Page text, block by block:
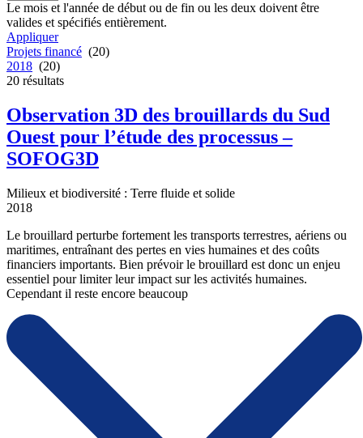
Le mois et l'année de début ou de fin ou les deux doivent être
valides et spécifiés entièrement.
Appliquer
Projets financé (20)
2018 (20)
20 résultats
Observation 3D des brouillards du Sud
Ouest pour l’étude des processus –
SOFOG3D
Milieux et biodiversité : Terre fluide et solide
2018
Le brouillard perturbe fortement les transports terrestres, aériens ou
maritimes, entraînant des pertes en vies humaines et des coûts
financiers importants. Bien prévoir le brouillard est donc un enjeu
essentiel pour limiter leur impact sur les activités humaines.
Cependant il reste encore beaucoup